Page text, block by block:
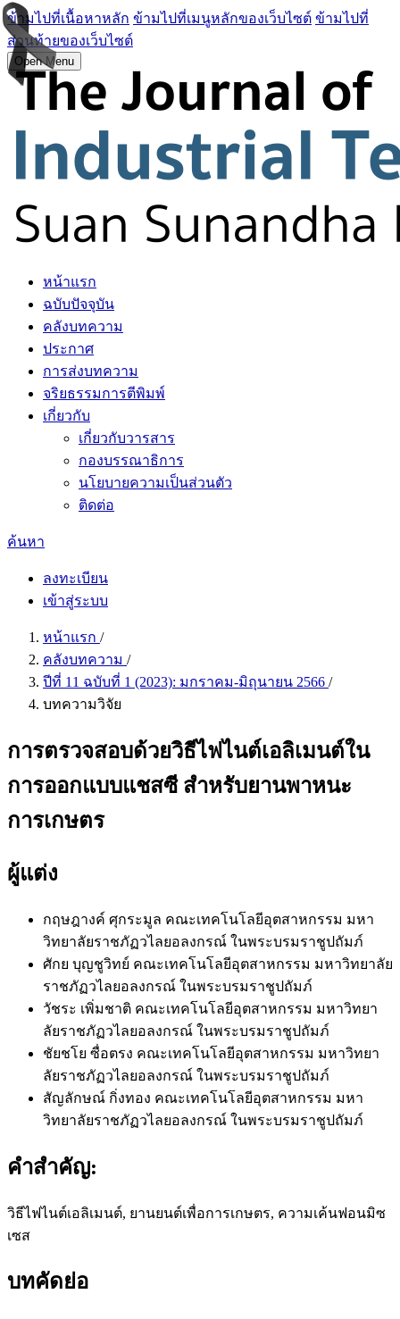
ข้ามไปที่เนื้อหาหลัก ข้ามไปที่เมนูหลักของเว็บไซต์ ข้ามไปที่
ส่วนท้ายของเว็บไซต์
Open Menu
หน้าแรก
ฉบับปัจจุบัน
คลังบทความ
ประกาศ
การส่งบทความ
จริยธรรมการตีพิมพ์
เกี่ยวกับ
เกี่ยวกับวารสาร
กองบรรณาธิการ
นโยบายความเป็นส่วนตัว
ติดต่อ
ค้นหา
ลงทะเบียน
เข้าสู่ระบบ
หน้าแรก /
คลังบทความ /
ปีที่ 11 ฉบับที่ 1 (2023): มกราคม-มิถุนายน 2566 /
บทความวิจัย
การตรวจสอบด้วยวิธีไฟไนต์เอลิเมนต์ใน
การออกแบบแชสซี สำหรับยานพาหนะ
การเกษตร
ผู้แต่ง
กฤษฎางค์ ศุกระมูล คณะเทคโนโลยีอุตสาหกรรม มหา
วิทยาลัยราชภัฏวไลยอลงกรณ์ ในพระบรมราชูปถัมภ์
ศักย บุญชูวิทย์ คณะเทคโนโลยีอุตสาหกรรม มหาวิทยาลัย
ราชภัฏวไลยอลงกรณ์ ในพระบรมราชูปถัมภ์
วัชระ เพิ่มชาติ คณะเทคโนโลยีอุตสาหกรรม มหาวิทยา
ลัยราชภัฏวไลยอลงกรณ์ ในพระบรมราชูปถัมภ์
ชัยชโย ซื่อตรง คณะเทคโนโลยีอุตสาหกรรม มหาวิทยา
ลัยราชภัฏวไลยอลงกรณ์ ในพระบรมราชูปถัมภ์
สัญลักษณ์ กิ่งทอง คณะเทคโนโลยีอุตสาหกรรม มหา
วิทยาลัยราชภัฏวไลยอลงกรณ์ ในพระบรมราชูปถัมภ์
คำสำคัญ:
วิธีไฟไนต์เอลิเมนต์, ยานยนต์เพื่อการเกษตร, ความเค้นฟอนมิซ
เซส
บทคัดย่อ